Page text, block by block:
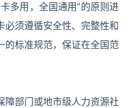
多用，全国通用”的原则进
必须遵循安全性、完整性和
的标准规范，保证在全国范
部门或地市级人力资源社